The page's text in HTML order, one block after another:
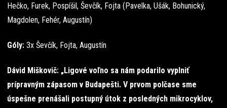
Hečko, Furek, Pospíšil, Ševčík, Fojta (Pavelka, Ušák, Bohunický,
Magdolen, Fehér, Augustín)
Góly: 3x Ševčík, Fojta, Augustín
Dávid Miškovič: „Ligové voľno sa nám podarilo vyplniť
prípravným zápasom v Budapešti. V prvom polčase sme
úspešne prenášali postupný útok z posledných mikrocyklov,